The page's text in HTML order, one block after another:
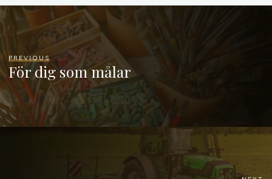
PREVIOUS
För dig som målar